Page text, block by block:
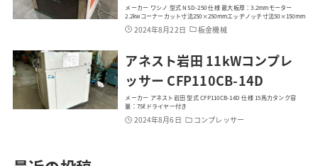
メーカー ワシノ 型式 NSD-250 仕様 最大板厚：3.2mmモーター
2.2kwコーナーカット寸法250×250mmエッヂノッチ寸法50×150mm
2024年8月22日 板金機械
アネスト岩田 11kWコンプレ
ッサー CFP110CB-14D
メーカー アネスト岩田 型式 CFP110CB-14D 仕様 15馬力タンク容
量：75ℓドライヤー付き
2024年8月6日 コンプレッサー